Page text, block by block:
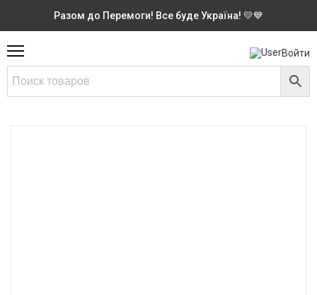
Разом до Перемоги! Все буде Україна! 💛💙
Войти